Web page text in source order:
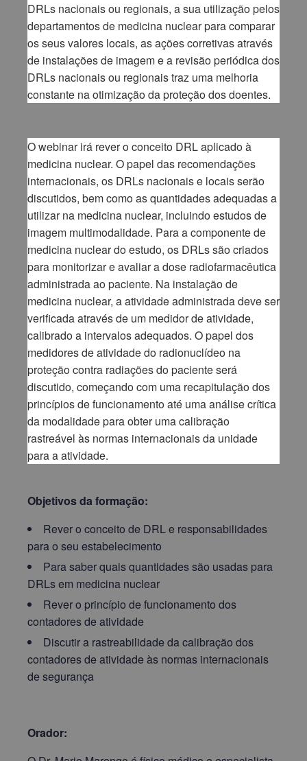
DRLs nacionais ou regionais, a sua utilização pelos
departamentos de medicina nuclear para comparar
os seus valores locais, as ações corretivas através
de instalações de imagem e a revisão periódica dos
DRLs nacionais ou regionais traz uma melhoria
constante na otimização da proteção dos doentes.
O webinar irá rever o conceito DRL aplicado à
medicina nuclear. O papel das recomendações
internacionais, os DRLs nacionais e locais serão
discutidos, bem como as quantidades adequadas a
utilizar na medicina nuclear, incluindo estudos de
imagem multimodalidade. Para a componente de
medicina nuclear do estudo, os DRLs são criados
para monitorizar e avaliar a dose radiofarmacêutica
administrada ao paciente. Na instalação de
medicina nuclear, a atividade administrada deve ser
verificada através de um medidor de atividade,
calibrado a intervalos adequados. O papel dos
medidores de atividade do radionuclídeo na
proteção contra radiações do paciente será
discutido, começando com uma recapitulação dos
princípios de funcionamento até uma análise crítica
da modalidade para obter uma calibração
rastreável às normas internacionais da unidade
para a atividade.
Objetivos da formação:
Rever o conceito de DRL e responsabilidades
para o seu estabelecimento
Para saber quais quantidades são usadas para
DRLs em medicina nuclear
Rever o princípio de funcionamento dos
contadores de atividade
Discutir a rastreabilidade da calibração dos
contadores de atividade às normas internacionais
de segurança
Orador: